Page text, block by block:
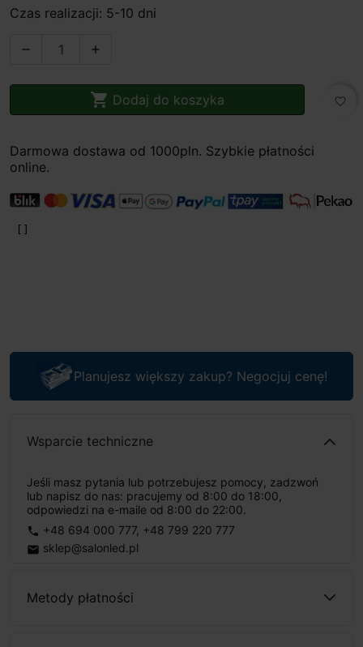
Czas realizacji: 5-10 dni
 
 Dodaj do koszyka favorite_border
Darmowa dostawa od 1000pln. Szybkie płatności
online.
Planujesz większy zakup? Negocjuj cenę!
Wsparcie techniczne
Jeśli masz pytania lub potrzebujesz pomocy, zadzwoń
lub napisz do nas: pracujemy od 8:00 do 18:00,
odpowiedzi na e-maile od 8:00 do 22:00.
phone +48 694 000 777, +48 799 220 777
email sklep@salonled.pl
Metody płatności